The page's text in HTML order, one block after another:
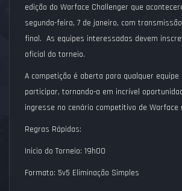
edição do Warface Challenger que
segunda-feira, 7 de janeiro, com
final. As equipes interessadas devem
oficial do torneio.
A competição é aberta para qualquer
participar, tornando-a em incrível
ingresse no cenário competitivo de Warface
Regras Rápidas:
Inicio do Torneio: 19h00
Formato: 5v5 Eliminação Simples